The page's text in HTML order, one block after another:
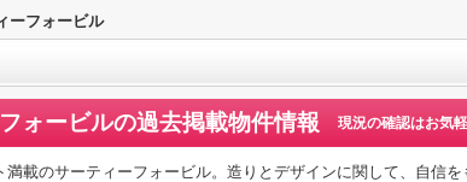
ーフォービル
ォービルの過去掲載物件情報 現況の確認はお気
満載のサーティーフォービル。造りとデザインに関して、自信